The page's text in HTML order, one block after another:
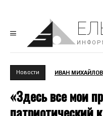
Новости ИВАН МИХАЙЛОВ
«Здесь все мои
патриотический